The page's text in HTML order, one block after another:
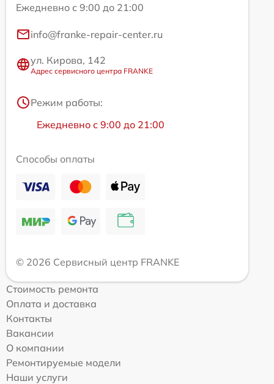
Ежедневно с 9:00 до 21:00
info@franke-repair-center.ru
ул. Кирова, 142
Адрес сервисного центра FRANKE
Режим работы:
Ежедневно с 9:00 до 21:00
Способы оплаты
© 2026 Сервисный центр FRANKE
Стоимость ремонта
Оплата и доставка
Контакты
Вакансии
О компании
Ремонтируемые модели
Наши услуги